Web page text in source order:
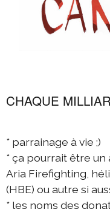
CHAQUE
* parrainage à vie ;)
* ça pourrait être
Aria Firefighting,
(HBE) ou autre si
* les noms des